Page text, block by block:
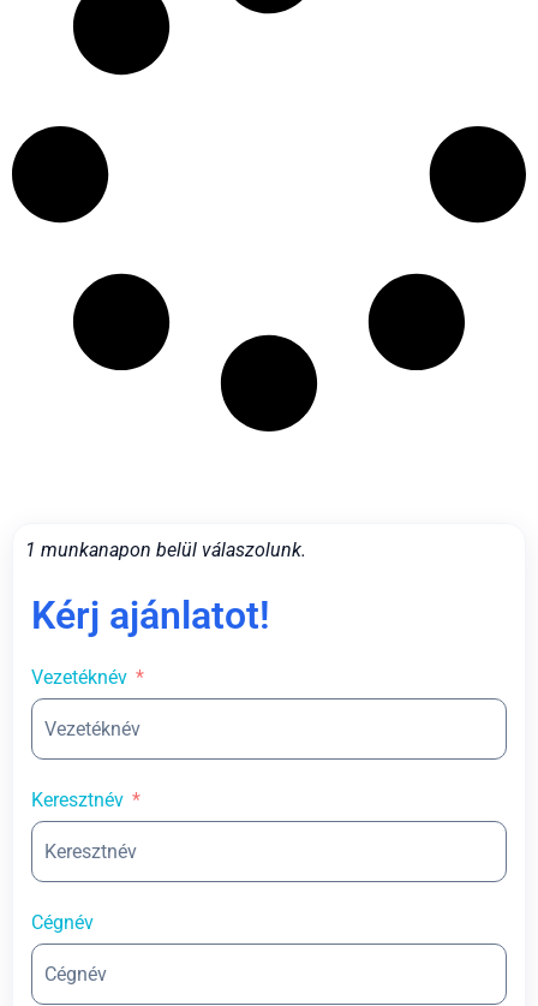
1 munkanapon belül válaszolunk.
Kérj ajánlatot!
Vezetéknév
Keresztnév
Cégnév